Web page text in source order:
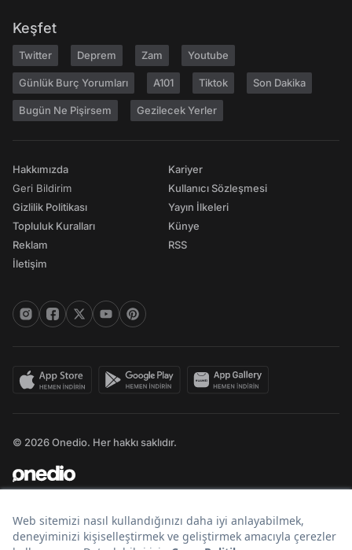
Keşfet
Twitter Deprem Zam Youtube
Günlük Burç Yorumları A101 Tiktok Son Dakika
Bugün Ne Pişirsem Gezilecek Yerler
Hakkımızda
Geri Bildirim
Gizlilik Politikası
Topluluk Kuralları
Reklam
İletişim
Kariyer
Kullanıcı Sözleşmesi
Yayın İlkeleri
Künye
RSS
© 2026 Onedio. Her hakkı saklıdır.
Bir markasıdır.